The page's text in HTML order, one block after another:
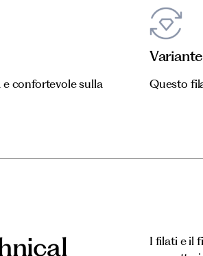
confortevole sulla
Questo
I filati e il